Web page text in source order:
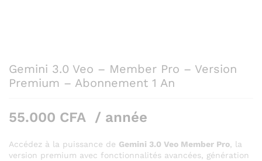
Gemini 3.0 Veo – Member Pro – Version
Premium – Abonnement 1 An
55.000 CFA / année
Accédez à la puissance de Gemini 3.0 Veo Member Pro , la
version premium avec fonctionnalités avancées, génération